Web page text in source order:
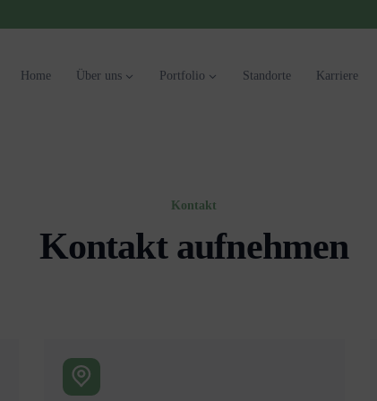
Home Über uns Portfolio Standorte Karriere
Kontakt
Kontakt aufnehmen